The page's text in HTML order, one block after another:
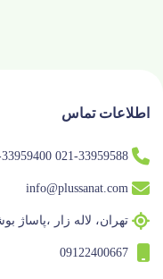
اطلاعات تماس
021-33959588 021-33959400
info@plussanat.com
تهران، لاله زار ،پاساژ
09122400667